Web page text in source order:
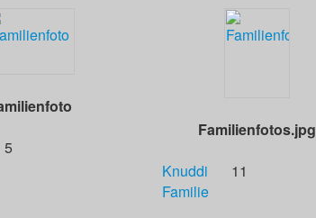
5
Familienfotos.jpg
Knuddi
11
Familie